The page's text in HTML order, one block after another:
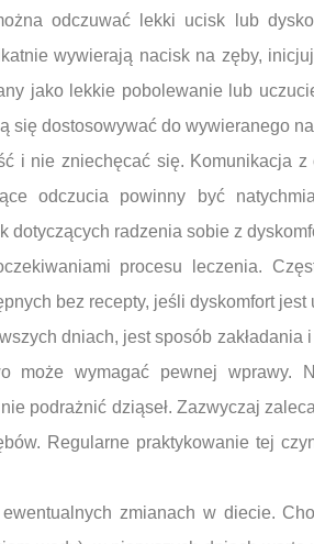
odczuwać lekki ucisk lub
wywierają nacisk na zęby,
jako lekkie pobolewanie lub
się dostosowywać do wywieranego
i nie zniechęcać się. Komunikacja z
odczucia powinny być
radzenia sobie z
procesu leczenia.
bez recepty, jeśli dyskomfort jest
dniach, jest sposób zakładania
może wymagać pewnej wprawy.
podrażnić dziąseł. Zazwyczaj
Regularne praktykowanie tej
zmianach w diecie.